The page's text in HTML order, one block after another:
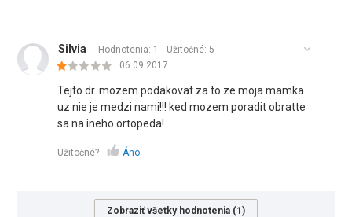
Silvia Hodnotenia: 1 Užitočné: 5
06.09.2017
Tejto dr. mozem podakovat za to ze moja mamka
uz nie je medzi nami!!! ked mozem poradit obratte
sa na ineho ortopeda!
Užitočné? Áno
Zobraziť všetky hodnotenia (1)